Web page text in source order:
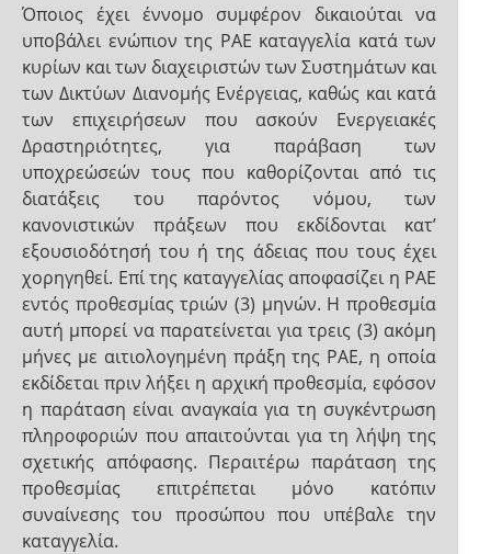
Όποιος έχει έννομο συμφέρον δικαιούται να
υποβάλει ενώπιον της ΡΑΕ καταγγελία κατά των
κυρίων και των διαχειριστών των Συστημάτων και
των Δικτύων Διανομής Ενέργειας, καθώς και κατά
των επιχειρήσεων που ασκούν Ενεργειακές
Δραστηριότητες, για παράβαση των
υποχρεώσεών τους που καθορίζονται από τις
διατάξεις του παρόντος νόμου, των
κανονιστικών πράξεων που εκδίδονται κατ’
εξουσιοδότησή του ή της άδειας που τους έχει
χορηγηθεί. Επί της καταγγελίας αποφασίζει η ΡΑΕ
εντός προθεσμίας τριών (3) μηνών. Η προθεσμία
αυτή μπορεί να παρατείνεται για τρεις (3) ακόμη
μήνες με αιτιολογημένη πράξη της ΡΑΕ, η οποία
εκδίδεται πριν λήξει η αρχική προθεσμία, εφόσον
η παράταση είναι αναγκαία για τη συγκέντρωση
πληροφοριών που απαιτούνται για τη λήψη της
σχετικής απόφασης. Περαιτέρω παράταση της
προθεσμίας επιτρέπεται μόνο κατόπιν
συναίνεσης του προσώπου που υπέβαλε την
καταγγελία.